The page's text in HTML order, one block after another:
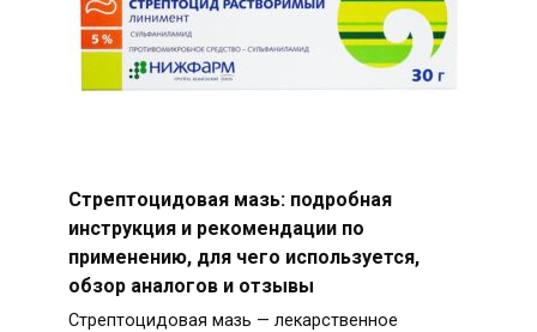
Стрептоцидовая мазь: подробная
инструкция и рекомендации по
применению, для чего используется,
обзор аналогов и отзывы
Стрептоцидовая мазь — лекарственное